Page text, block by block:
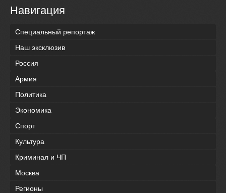
Навигация
Специальный репортаж
Наш эксклюзив
Россия
Армия
Политика
Экономика
Спорт
Культура
Криминал и ЧП
Москва
Регионы